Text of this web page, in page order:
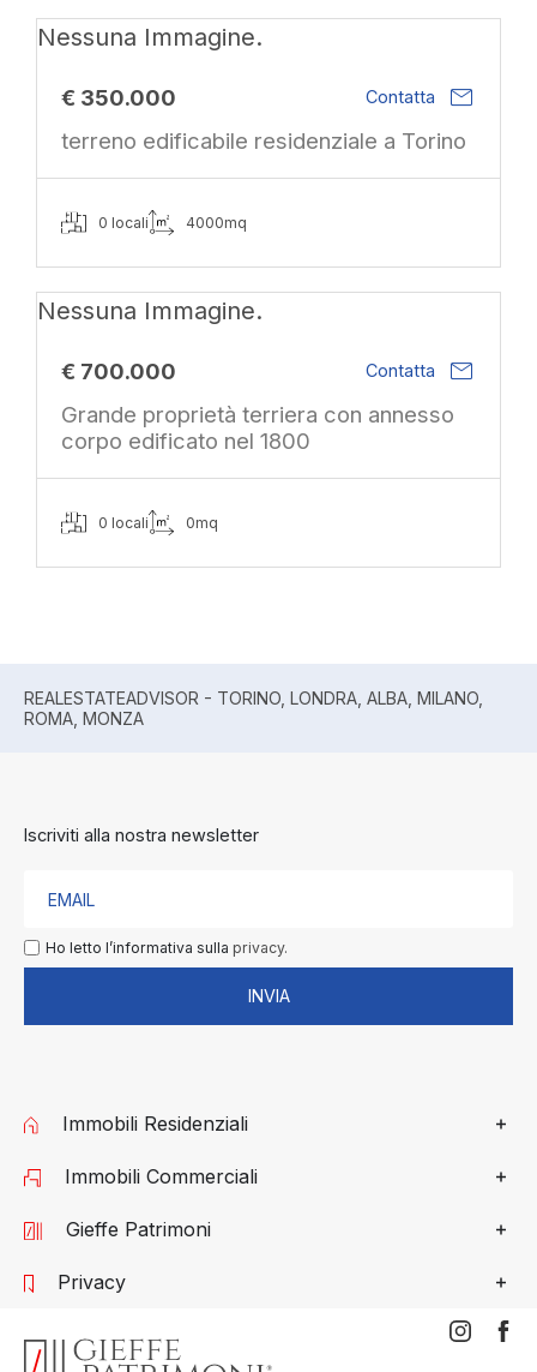
Nessuna Immagine.
€ 350.000 Contatta mail
terreno edificabile residenziale a Torino
0 locali 4000mq
Nessuna Immagine.
€ 700.000 Contatta mail
Grande proprietà terriera con annesso
corpo edificato nel 1800
0 locali 0mq
REALESTATEADVISOR - TORINO, LONDRA, ALBA, MILANO,
ROMA, MONZA
Iscriviti alla nostra newsletter
Ho letto l’informativa sulla privacy.
INVIA
Immobili Residenziali
Immobili Commerciali
Gieffe Patrimoni
Privacy